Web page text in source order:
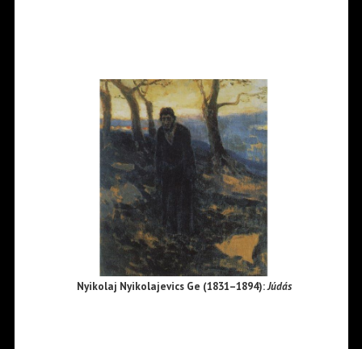
Nyikolaj Nyikolajevics Ge (1831–1894):Júdás